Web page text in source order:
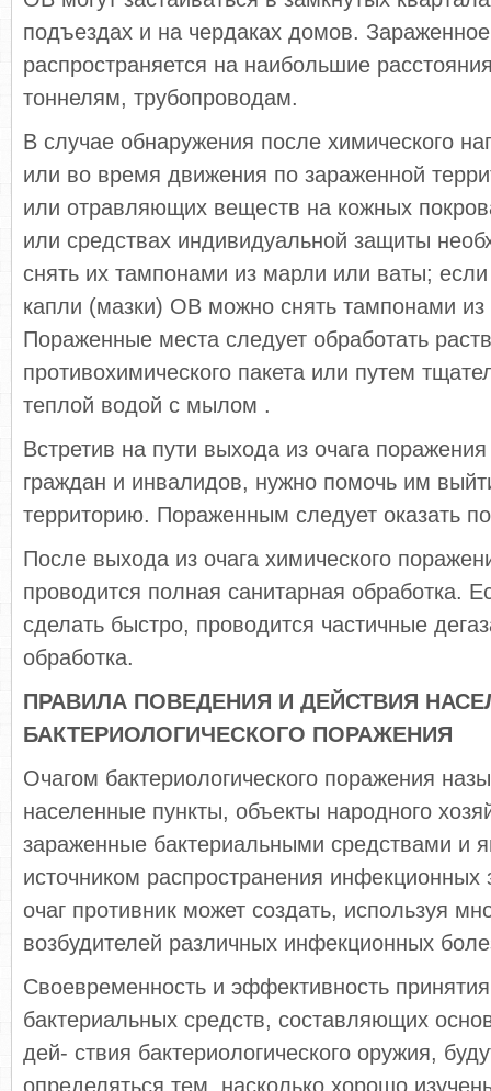
подъездах и на чердаках домов.
распространяется на наибольшие
тоннелям, трубопроводам.
В случае обнаружения после химического
или во время движения по зараженной
или отравляющих веществ на кожных
или средствах индивидуальной защиты
снять их тампонами из марли или ваты; если
капли (мазки) ОВ можно снять тампонами
Пораженные места следует обработать
противохимического пакета или путем
теплой водой с мылом .
Встретив на пути выхода из очага
граждан и инвалидов, нужно помочь им
территорию. Пораженным следует оказать
После выхода из очага химического
проводится полная санитарная обработка.
сделать быстро, проводится частичные
обработка.
ПРАВИЛА ПОВЕДЕНИЯ И ДЕЙСТВИЯ
БАКТЕРИОЛОГИЧЕСКОГО ПОРАЖЕНИЯ
Очагом бактериологического поражения
населенные пункты, объекты народного
зараженные бактериальными средствами и
источником распространения инфекционных
очаг противник может создать, используя
возбудителей различных инфекционных
Своевременность и эффективность
бактериальных средств, составляющих
дей- ствия бактериологического оружия,
определяться тем, насколько хорошо